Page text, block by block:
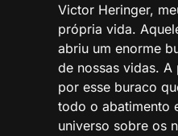
Victor Heringer,
própria vida.
abriu um enorme
de nossas vidas.
por esse buraco
todo o abatimento
universo sobre os